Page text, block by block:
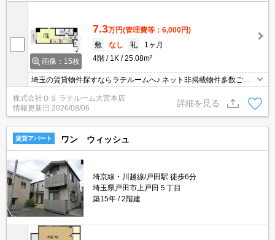
画像：15枚
7.3万円(管理費等：6,000円)
敷
なし 礼
1ヶ月
4階
1K 25.08m²
埼玉の賃貸物件探すならラテルームへ♪ ネット非掲載物件多数ござ
います！ 【入居審査不安な方】【初期安物件】【クレジット決済
可】ご相談ください！！ ※仲介手数料 無料※『ご来店初めてのお
客様・当物件を契約に限る』
株式会社ＯＳ ラテルーム大宮本店
情報更新日 2026/08/06
詳細を見る
賃貸アパート ワン ウィッシュ
埼京線・川越線/戸田駅 徒歩6分
埼玉県戸田市上戸田５丁目
築15年
2階建